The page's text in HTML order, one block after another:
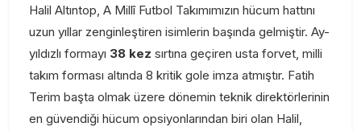
Halil Altıntop, A Millî Futbol Takımımızın hücum hattını
uzun yıllar zenginleştiren isimlerin başında gelmiştir. Ay-
yıldızlı formayı 38 kez sırtına geçiren usta forvet, milli
takım forması altında 8 kritik gole imza atmıştır. Fatih
Terim başta olmak üzere dönemin teknik direktörlerinin
en güvendiği hücum opsiyonlarından biri olan Halil,